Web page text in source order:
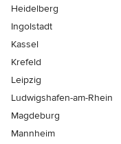
Heidelberg
Ingolstadt
Kassel
Krefeld
Leipzig
Ludwigshafen-am-Rhein
Magdeburg
Mannheim